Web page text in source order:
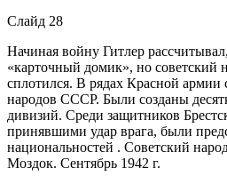
Слайд 28
Начиная войну Гитлер
«карточный домик», но советский
сплотился. В рядах Красной армии
народов СССР. Были созданы
дивизий. Среди защитников
принявшими удар врага, были
национальностей . Советский
Моздок. Сентябрь 1942 г.